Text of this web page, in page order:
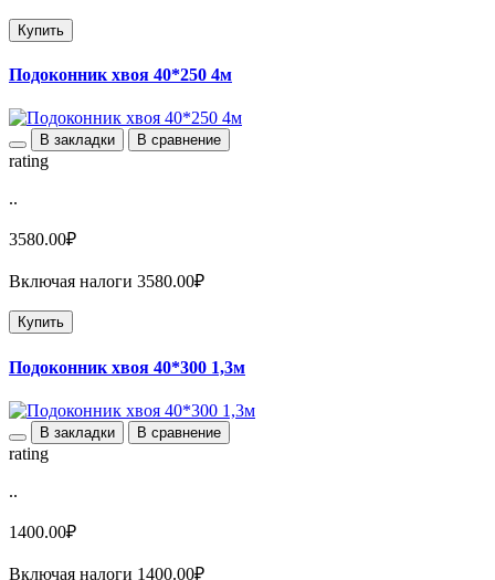
Купить
Подоконник хвоя 40*250 4м
В закладки В сравнение
rating
..
3580.00₽
Включая налоги 3580.00₽
Купить
Подоконник хвоя 40*300 1,3м
В закладки В сравнение
rating
..
1400.00₽
Включая налоги 1400.00₽